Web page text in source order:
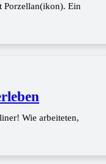
Porzellan(ikon). Ein
Wie arbeiteten,